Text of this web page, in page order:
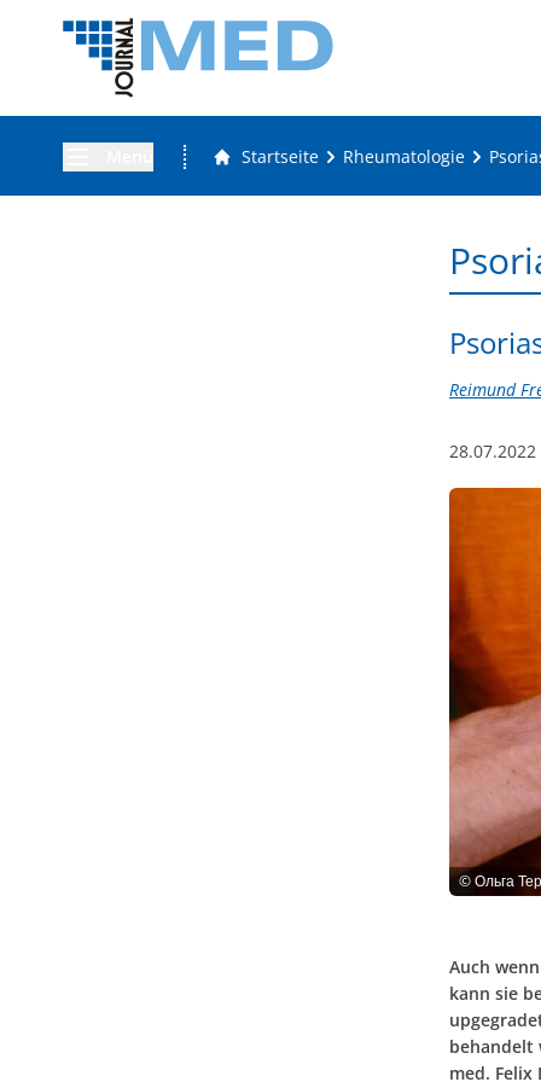
Startseite Rheumatologie
Reimund
28.07.2022
©Ольга
Auch
kann sie
behandelt
med.